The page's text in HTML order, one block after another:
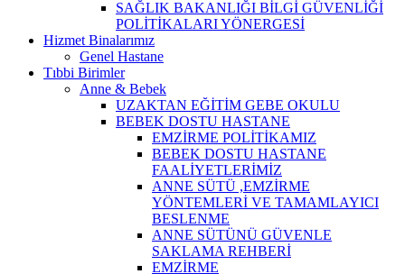
SAĞLIK BAKANLIĞI BİLGİ GÜVENLİĞİ
POLİTİKALARI YÖNERGESİ
Hizmet Binalarımız
Genel Hastane
Tıbbi Birimler
Anne & Bebek
UZAKTAN EĞİTİM GEBE OKULU
BEBEK DOSTU HASTANE
EMZİRME POLİTİKAMIZ
BEBEK DOSTU HASTANE
FAALİYETLERİMİZ
ANNE SÜTÜ ,EMZİRME
YÖNTEMLERİ VE TAMAMLAYICI
BESLENME
ANNE SÜTÜNÜ GÜVENLE
SAKLAMA REHBERİ
EMZİRME